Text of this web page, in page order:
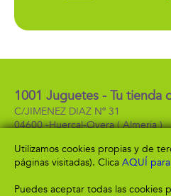
1001 Juguetes - Tu tienda
C/JIMENEZ DIAZ Nº 31
04600 -Huercal-Overa( Almeria )
Utilizamos cookies propias y de
páginas visitadas). Clica AQUÍ
Puedes aceptar todas las cookies